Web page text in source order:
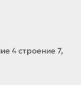
4 строение 7,